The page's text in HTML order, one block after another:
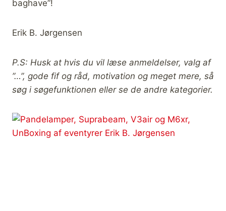
baghave”!
Erik B. Jørgensen
P.S: Husk at hvis du vil læse anmeldelser, valg af
”…”, gode fif og råd, motivation og meget mere, så
søg i søgefunktionen eller se de andre kategorier.